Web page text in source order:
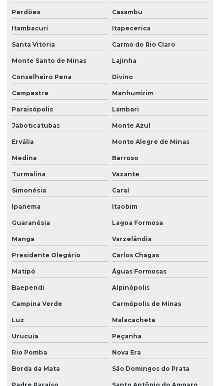
Grama esmeralda para jardim preço
Grama esmeralda em paraná
Grama esmeralda em são paulo
Grama esmeralda para sombra
Grama esmeralda em sp
Grama esmeralda para talude
Grama esmeralda a venda
Grama santo agostinho
Grama santo agostinho em são paulo
Grama são carlos em bahia
Grama são carlos para campo de futebol
Grama são carlos em minas gerais
Grama são carlos em paraná
Grama são carlos em placas
Grama são carlos em são paulo
Grama são carlos a venda
Gramas para campo de futebol
Hidrossemeadura em são paulo
Hidrossemeadura à venda
Perdões Caxambu
Itambacuri Itapecerica
Santa Vitória Carmo do Rio Claro
Monte Santo de Minas Lajinha
Conselheiro Pena Divino
Campestre Manhumirim
Paraisópolis Lambari
Jaboticatubas Monte Azul
Ervália Monte Alegre de Minas
Medina Barroso
Turmalina Vazante
Simonésia Caraí
Ipanema Itaobim
Guaranésia Lagoa Formosa
Manga Varzelândia
Presidente Olegário Carlos Chagas
Matipó Águas Formosas
Baependi Alpinópolis
Campina Verde Carmópolis de Minas
Luz Malacacheta
Urucuia Peçanha
Rio Pomba Nova Era
Borda da Mata São Domingos do Prata